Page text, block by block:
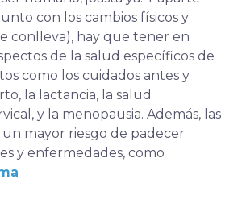
con los cambios físicos y
conlleva), hay que tener en
de la salud específicos de
como los cuidados antes y
la lactancia, la salud
y la menopausia. Además, las
mayor riesgo de padecer
y enfermedades, como